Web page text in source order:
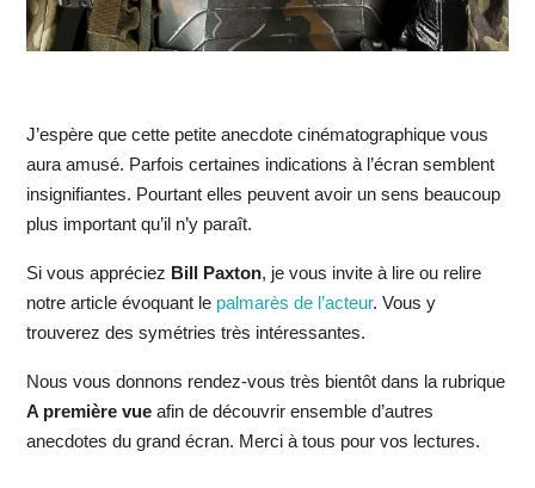
J’espère que cette petite anecdote cinématographique vous
aura amusé. Parfois certaines indications à l’écran semblent
insignifiantes. Pourtant elles peuvent avoir un sens beaucoup
plus important qu’il n’y paraît.
Si vous appréciez Bill Paxton, je vous invite à lire ou relire
notre article évoquant le palmarès de l’acteur. Vous y
trouverez des symétries très intéressantes.
Nous vous donnons rendez-vous très bientôt dans la rubrique
A première vueafin de découvrir ensemble d’autres
anecdotes du grand écran. Merci à tous pour vos lectures.